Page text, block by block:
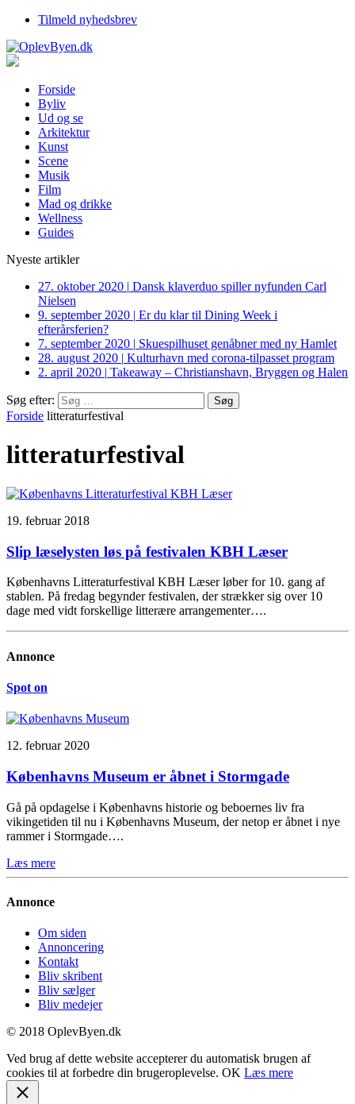
Tilmeld nyhedsbrev
Forside
Byliv
Ud og se
Arkitektur
Kunst
Scene
Musik
Film
Mad og drikke
Wellness
Guides
Nyeste artikler
27. oktober 2020 | Dansk klaverduo spiller nyfunden Carl
Nielsen
9. september 2020 | Er du klar til Dining Week i
efterårsferien?
7. september 2020 | Skuespilhuset genåbner med ny Hamlet
28. august 2020 | Kulturhavn med corona-tilpasset program
2. april 2020 | Takeaway – Christianshavn, Bryggen og Halen
Søg efter:
Forside litteraturfestival
litteraturfestival
19. februar 2018
Slip læselysten løs på festivalen KBH Læser
Københavns Litteraturfestival KBH Læser løber for 10. gang af
stablen. På fredag begynder festivalen, der strækker sig over 10
dage med vidt forskellige litterære arrangementer….
Annonce
Spot on
12. februar 2020
Københavns Museum er åbnet i Stormgade
Gå på opdagelse i Københavns historie og beboernes liv fra
vikingetiden til nu i Københavns Museum, der netop er åbnet i nye
rammer i Stormgade….
Læs mere
Annonce
Om siden
Annoncering
Kontakt
Bliv skribent
Bliv sælger
Bliv medejer
© 2018 OplevByen.dk
Ved brug af dette website accepterer du automatisk brugen af
cookies til at forbedre din brugeroplevelse. OK Læs mere